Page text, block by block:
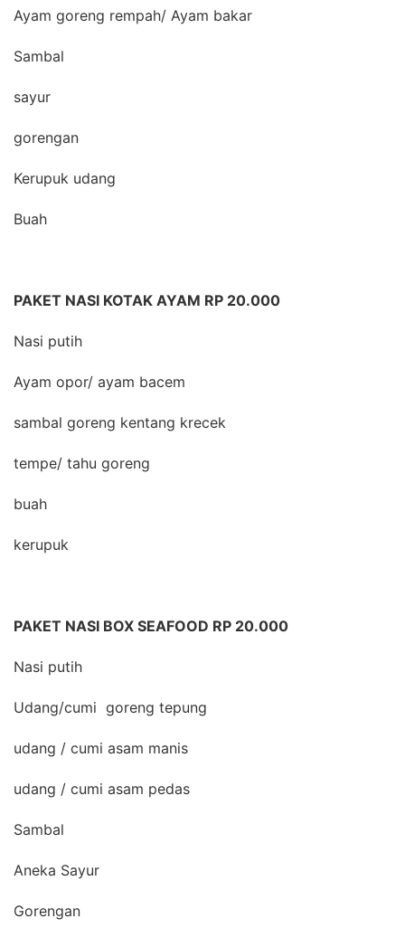
Ayam goreng rempah/ Ayam bakar
Sambal
sayur
gorengan
Kerupuk udang
Buah
PAKET NASI KOTAK AYAM RP 20.000
Nasi putih
Ayam opor/ ayam bacem
sambal goreng kentang krecek
tempe/ tahu goreng
buah
kerupuk
PAKET NASI BOX SEAFOOD RP 20.000
Nasi putih
Udang/cumi goreng tepung
udang / cumi asam manis
udang / cumi asam pedas
Sambal
Aneka Sayur
Gorengan